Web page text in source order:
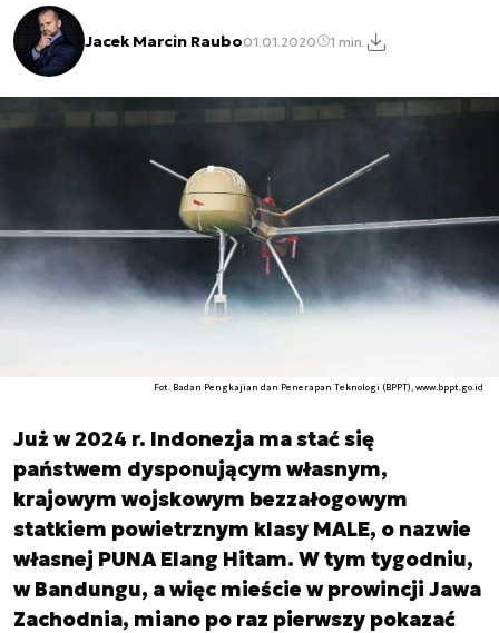
Jacek Marcin Raubo01.01.2020 1 min.
Fot. Badan Pengkajian dan Penerapan Teknologi (BPPT), www.bppt.go.id
Już w 2024 r. Indonezja ma stać się
państwem dysponującym własnym,
krajowym wojskowym bezzałogowym
statkiem powietrznym klasy MALE, o nazwie
własnej PUNA Elang Hitam. W tym tygodniu,
w Bandungu, a więc mieście w prowincji Jawa
Zachodnia, miano po raz pierwszy pokazać